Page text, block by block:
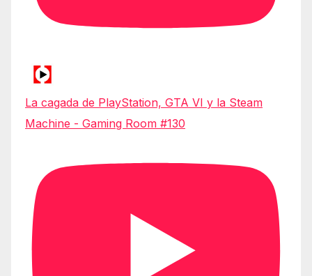
La cagada de PlayStation, GTA VI y la Steam
Machine - Gaming Room #130